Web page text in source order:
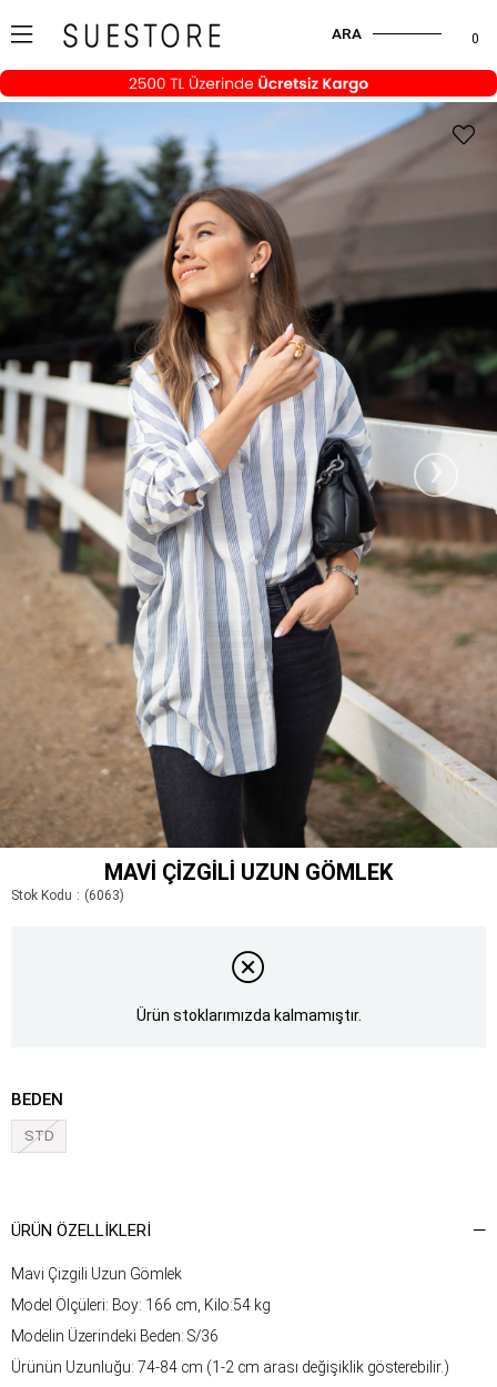
0
ARA
›
MAVI ÇIZGILI UZUN GÖMLEK
Stok Kodu (6063)
Ürün stoklarımızda kalmamıştır.
BEDEN
STD
ÜRÜN ÖZELLIKLERI
Mavi Çizgili Uzun Gömlek
Model Ölçüleri: Boy: 166 cm, Kilo:54 kg
Modelin Üzerindeki Beden: S/36
Ürünün Uzunluğu: 74-84 cm (1-2 cm arası değişiklik gösterebilir.)